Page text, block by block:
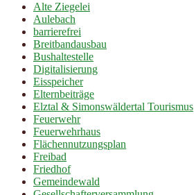
Alte Ziegelei
Aulebach
barrierefrei
Breitbandausbau
Bushaltestelle
Digitalisierung
Eisspeicher
Elternbeiträge
Elztal & Simonswäldertal Tourismus
Feuerwehr
Feuerwehrhaus
Flächennutzungsplan
Freibad
Friedhof
Gemeindewald